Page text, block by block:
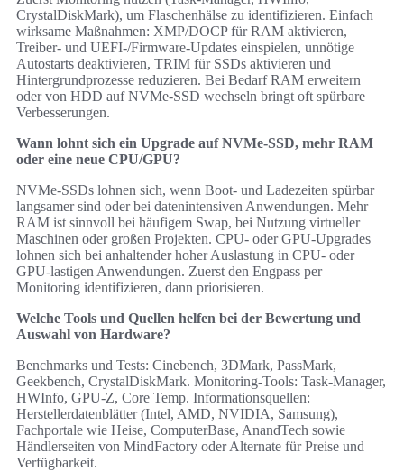
CrystalDiskMark), um Flaschenhälse zu identifizieren. Einfach
wirksame Maßnahmen: XMP/DOCP für RAM aktivieren,
Treiber- und UEFI-/Firmware-Updates einspielen, unnötige
Autostarts deaktivieren, TRIM für SSDs aktivieren und
Hintergrundprozesse reduzieren. Bei Bedarf RAM erweitern
oder von HDD auf NVMe-SSD wechseln bringt oft spürbare
Verbesserungen.
Wann lohnt sich ein Upgrade auf NVMe-SSD, mehr RAM
oder eine neue CPU/GPU?
NVMe-SSDs lohnen sich, wenn Boot- und Ladezeiten spürbar
langsamer sind oder bei datenintensiven Anwendungen. Mehr
RAM ist sinnvoll bei häufigem Swap, bei Nutzung virtueller
Maschinen oder großen Projekten. CPU- oder GPU-Upgrades
lohnen sich bei anhaltender hoher Auslastung in CPU- oder
GPU-lastigen Anwendungen. Zuerst den Engpass per
Monitoring identifizieren, dann priorisieren.
Welche Tools und Quellen helfen bei der Bewertung und
Auswahl von Hardware?
Benchmarks und Tests: Cinebench, 3DMark, PassMark,
Geekbench, CrystalDiskMark. Monitoring-Tools: Task-Manager,
HWInfo, GPU-Z, Core Temp. Informationsquellen:
Herstellerdatenblätter (Intel, AMD, NVIDIA, Samsung),
Fachportale wie Heise, ComputerBase, AnandTech sowie
Händlerseiten von MindFactory oder Alternate für Preise und
Verfügbarkeit.